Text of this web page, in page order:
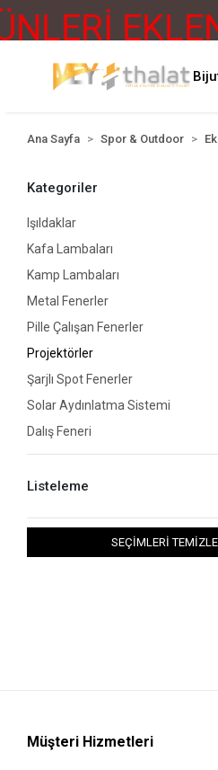
Ana Sayfa Spor & Outdoor
Kategoriler
Işıldaklar
Kafa Lambaları
Kamp Lambaları
Metal Fenerler
Pille Çalışan Fenerler
Projektörler
Şarjlı Spot Fenerler
Solar Aydınlatma Sistemi
Dalış Feneri
Listeleme
SEÇİMLERİ TEMİZLE
Müşteri Hizmetleri